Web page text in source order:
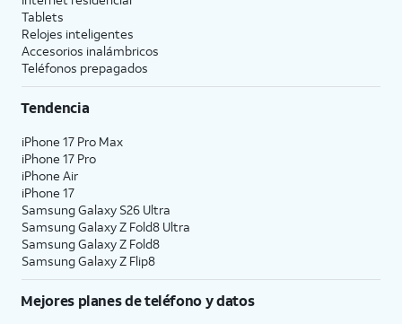
Tablets
Relojes inteligentes
Accesorios inalámbricos
Teléfonos prepagados
Tendencia
iPhone 17 Pro Max
iPhone 17 Pro
iPhone Air
iPhone 17
Samsung Galaxy S26 Ultra
Samsung Galaxy Z Fold8 Ultra
Samsung Galaxy Z Fold8
Samsung Galaxy Z Flip8
Mejores planes de teléfono y datos